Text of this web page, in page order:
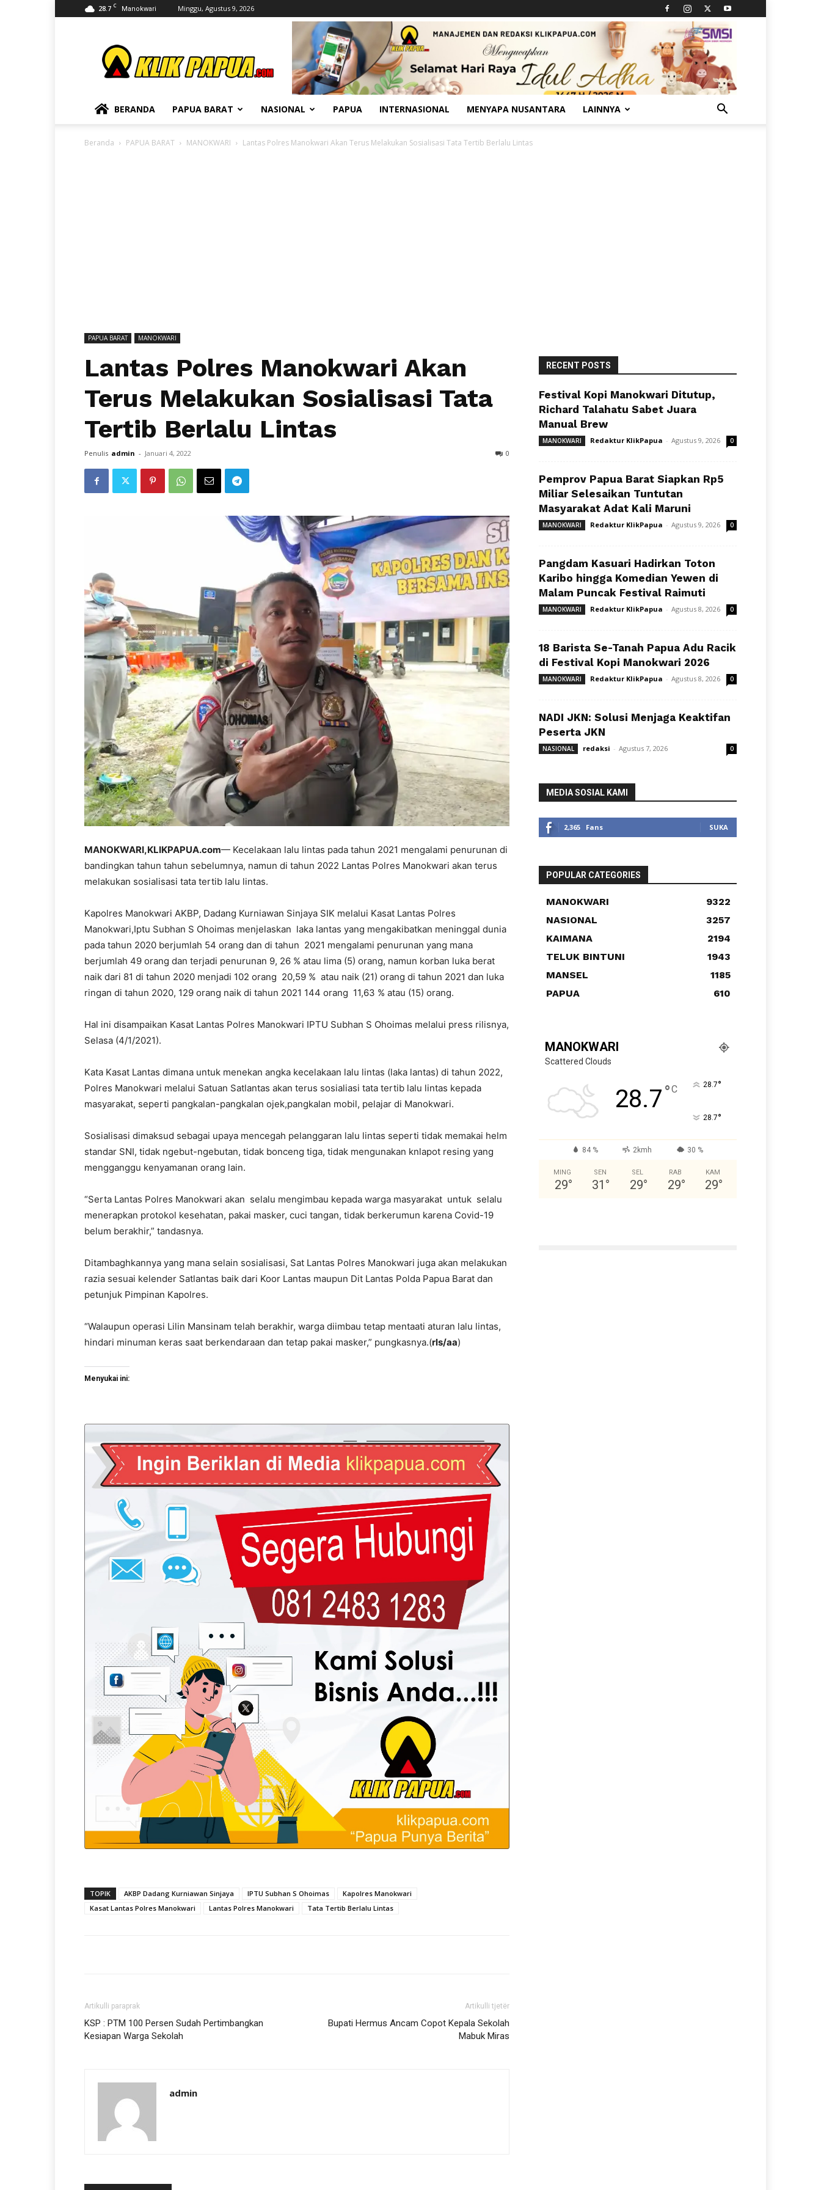
28.7 C Manokwari Minggu, Agustus 9, 2026
BERANDA PAPUA BARAT NASIONAL PAPUA INTERNASIONAL MENYAPA NUSANTARA LAINNYA
Beranda PAPUA BARAT MANOKWARI Lantas Polres Manokwari Akan Terus Melakukan Sosialisasi Tata Tertib Berlalu Lintas
PAPUA BARAT MANOKWARI
Lantas Polres Manokwari Akan
Terus Melakukan Sosialisasi Tata
Tertib Berlalu Lintas
Penulis admin - Januari 4, 2022 0
MANOKWARI,KLIKPAPUA.com— Kecelakaan lalu lintas pada tahun 2021 mengalami penurunan di
bandingkan tahun tahun sebelumnya, namun di tahun 2022 Lantas Polres Manokwari akan terus
melakukan sosialisasi tata tertib lalu lintas.
Kapolres Manokwari AKBP, Dadang Kurniawan Sinjaya SIK melalui Kasat Lantas Polres
Manokwari,Iptu Subhan S Ohoimas menjelaskan laka lantas yang mengakibatkan meninggal dunia
pada tahun 2020 berjumlah 54 orang dan di tahun 2021 mengalami penurunan yang mana
berjumlah 49 orang dan terjadi penurunan 9, 26 % atau lima (5) orang, namun korban luka berat
naik dari 81 di tahun 2020 menjadi 102 orang 20,59 % atau naik (21) orang di tahun 2021 dan luka
ringan di tahun 2020, 129 orang naik di tahun 2021 144 orang 11,63 % atau (15) orang.
Hal ini disampaikan Kasat Lantas Polres Manokwari IPTU Subhan S Ohoimas melalui press rilisnya,
Selasa (4/1/2021).
Kata Kasat Lantas dimana untuk menekan angka kecelakaan lalu lintas (laka lantas) di tahun 2022,
Polres Manokwari melalui Satuan Satlantas akan terus sosialiasi tata tertib lalu lintas kepada
masyarakat, seperti pangkalan-pangkalan ojek,pangkalan mobil, pelajar di Manokwari.
Sosialisasi dimaksud sebagai upaya mencegah pelanggaran lalu lintas seperti tidak memakai helm
standar SNI, tidak ngebut-ngebutan, tidak bonceng tiga, tidak mengunakan knlapot resing yang
mengganggu kenyamanan orang lain.
“Serta Lantas Polres Manokwari akan selalu mengimbau kepada warga masyarakat untuk selalu
menerapkan protokol kesehatan, pakai masker, cuci tangan, tidak berkerumun karena Covid-19
belum berakhir,” tandasnya.
Ditambaghkannya yang mana selain sosialisasi, Sat Lantas Polres Manokwari juga akan melakukan
razia sesuai kelender Satlantas baik dari Koor Lantas maupun Dit Lantas Polda Papua Barat dan
petunjuk Pimpinan Kapolres.
“Walaupun operasi Lilin Mansinam telah berakhir, warga diimbau tetap mentaati aturan lalu lintas,
hindari minuman keras saat berkendaraan dan tetap pakai masker,” pungkasnya.(rls/aa)
Menyukai ini:
TOPIK AKBP Dadang Kurniawan Sinjaya IPTU Subhan S Ohoimas
Kapolres Manokwari
Kasat Lantas Polres Manokwari
Lantas Polres Manokwari Tata Tertib Berlalu Lintas
Artikulli paraprak
KSP : PTM 100 Persen Sudah Pertimbangkan
Kesiapan Warga Sekolah
Artikulli tjetër
Bupati Hermus Ancam Copot Kepala Sekolah
Mabuk Miras
admin
RECENT POSTS
Festival Kopi Manokwari Ditutup,
Richard Talahatu Sabet Juara
Manual Brew
MANOKWARI Redaktur KlikPapua - Agustus 9, 2026 0
Pemprov Papua Barat Siapkan Rp5
Miliar Selesaikan Tuntutan
Masyarakat Adat Kali Maruni
MANOKWARI Redaktur KlikPapua - Agustus 9, 2026 0
Pangdam Kasuari Hadirkan Toton
Karibo hingga Komedian Yewen di
Malam Puncak Festival Raimuti
MANOKWARI Redaktur KlikPapua - Agustus 8, 2026 0
18 Barista Se-Tanah Papua Adu Racik
di Festival Kopi Manokwari 2026
MANOKWARI Redaktur KlikPapua - Agustus 8, 2026 0
NADI JKN: Solusi Menjaga Keaktifan
Peserta JKN
NASIONAL redaksi - Agustus 7, 2026 0
MEDIA SOSIAL KAMI
2,365 Fans SUKA
POPULAR CATEGORIES
MANOKWARI
9322
NASIONAL
3257
KAIMANA
2194
TELUK BINTUNI
1943
MANSEL
1185
PAPUA
610
MANOKWARI
Scattered Clouds
28.7°C 28.7°
28.7°
84 % 2kmh 30 %
MING
29°
SEN
31 °
SEL
29°
RAB
29°
KAM
29°